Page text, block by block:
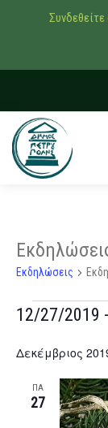
Εκδηλώσεις
12/27/2019 -
date.
Δεκέμβριος
ΠΑ
27